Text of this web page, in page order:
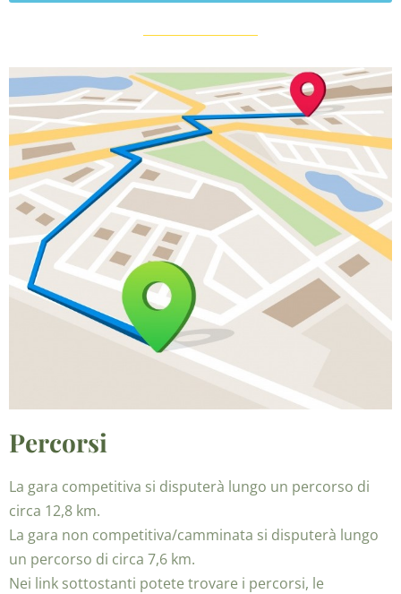
Percorsi
La gara competitiva si disputerà lungo un percorso di
circa 12,8 km.
La gara non competitiva/camminata si disputerà lungo
un percorso di circa 7,6 km.
Nei link sottostanti potete trovare i percorsi, le